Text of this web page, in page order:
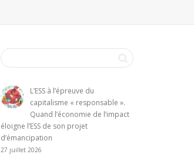
L’ESS à l’épreuve du
capitalisme « responsable ».
Quand l’économie de l’impact
éloigne l’ESS de son projet
d’émancipation
27 juillet 2026